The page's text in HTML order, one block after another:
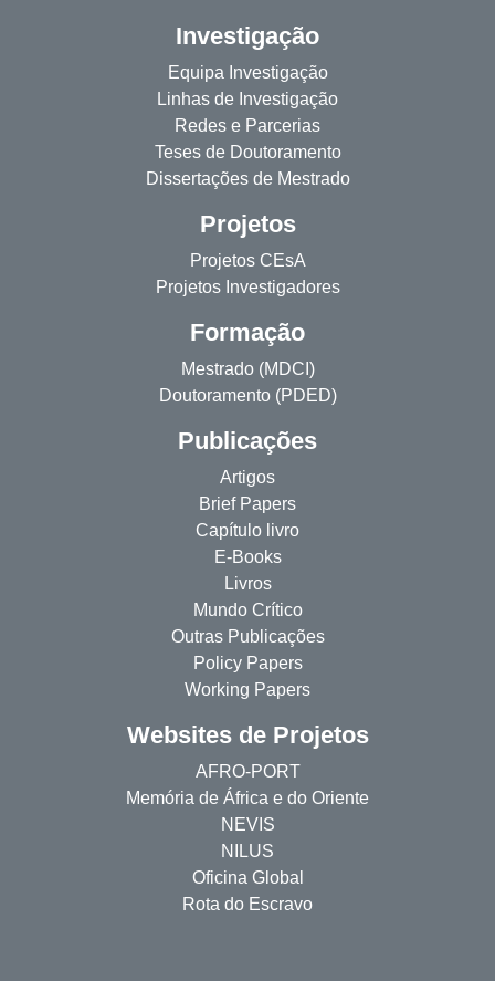
Investigação
Equipa Investigação
Linhas de Investigação
Redes e Parcerias
Teses de Doutoramento
Dissertações de Mestrado
Projetos
Projetos CEsA
Projetos Investigadores
Formação
Mestrado (MDCI)
Doutoramento (PDED)
Publicações
Artigos
Brief Papers
Capítulo livro
E-Books
Livros
Mundo Crítico
Outras Publicações
Policy Papers
Working Papers
Websites de Projetos
AFRO-PORT
Memória de África e do Oriente
NEVIS
NILUS
Oficina Global
Rota do Escravo